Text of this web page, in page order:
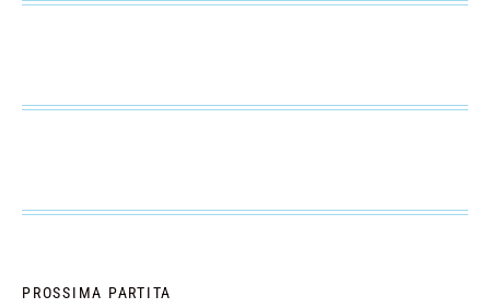
PROSSIMA PARTITA